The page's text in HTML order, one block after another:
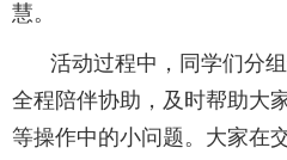
慧。
活动过程中，同学们分
全程陪伴协助，及时帮助大
等操作中的小问题。大家在